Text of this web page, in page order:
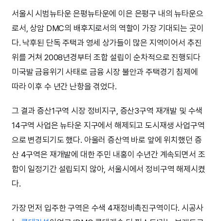
서울시 시범뉴타운 은평뉴타운에 이은 은평구 내의 뉴타운으
로서, 상암 DMC의 배후지로서의 역할이 가장 기대되는 곳이
다. 낙후된 단독 주택과 영세 상가들이 많은 지역이어서 추진
위를 거쳐 2008년경부터 조합 설립이 순차적으로 진행되다
미국발 금융위기 사태로 금융 시장 불안과 주택경기 침제에
따라 이후 수 년간 난항을 겪었다.
그 결과 증산1구역 시장 정비지구, 증산3구역 재개발 및 수색
14구역 사업은 뉴타운 지구에서 해제되고 도시재생 사업구역
으로 변경되기도 했다. 아울러 증산역 바로 앞에 위치했던 증
산 4구역은 재개발에 대한 주민 내홍이 수년간 계속되면서 조
합이 일정기간 설립되지 않아, 서울시에서 정비구역 해제시켰
다.
가장 먼저 입주한 구역은 수색 4재정비촉진구역이다. 시공사